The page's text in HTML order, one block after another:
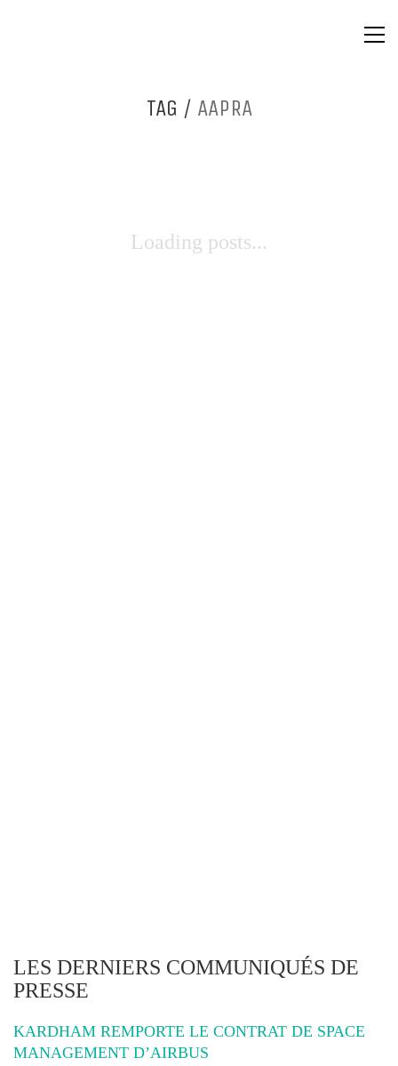
TAG / AAPRA
Loading posts...
LES DERNIERS COMMUNIQUÉS DE
PRESSE
KARDHAM REMPORTE LE CONTRAT DE SPACE
MANAGEMENT D’AIRBUS